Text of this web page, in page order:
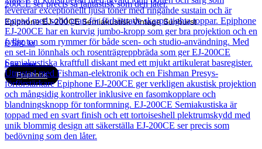
Epiphone EJ-200CE Semiakustisk Vintage Sunburst
6 580kr
Läs mer
Epiphone